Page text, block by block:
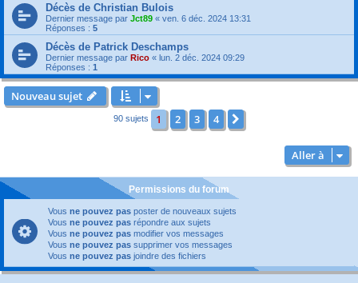
Décès de Christian Bulois
Dernier message par Jct89 « ven. 6 déc. 2024 13:31
Réponses : 5
Décès de Patrick Deschamps
Dernier message par Rico « lun. 2 déc. 2024 09:29
Réponses : 1
Nouveau sujet
90 sujets 1 2 3 4
Aller à
Permissions du forum
Vous ne pouvez pas poster de nouveaux sujets
Vous ne pouvez pas répondre aux sujets
Vous ne pouvez pas modifier vos messages
Vous ne pouvez pas supprimer vos messages
Vous ne pouvez pas joindre des fichiers